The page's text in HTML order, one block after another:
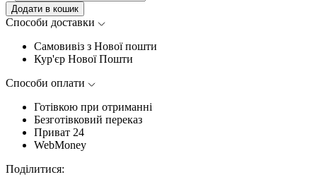
Додати в кошик
Способи доставки
Самовивіз з Нової пошти
Кур'єр Нової Пошти
Способи оплати
Готівкою при отриманні
Безготівковий переказ
Приват 24
WebMoney
Поділитися: